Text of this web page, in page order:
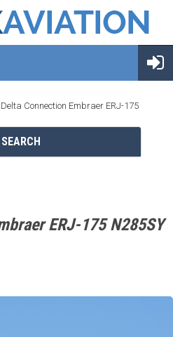
Delta Connection Embraer ERJ-175
ERJ-175 N285SY